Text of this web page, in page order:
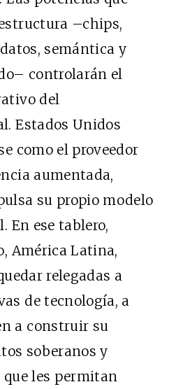
–chips,
semántica y
controlarán el
del
Estados Unidos
como el proveedor
aumentada,
su propio modelo
En ese tablero,
América Latina,
relegadas a
de tecnología, a
a construir su
soberanos y
les permitan